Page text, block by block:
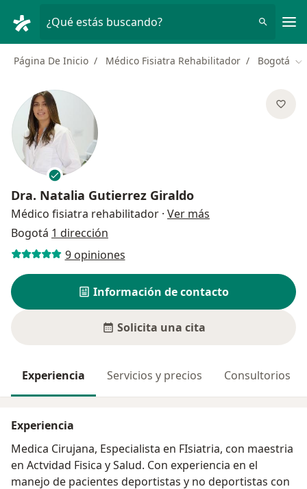
¿Qué estás buscando?
Página De Inicio Médico Fisiatra Rehabilitador Bogotá
Dra. Natalia Gutierrez Giraldo
Médico fisiatra rehabilitador · Ver más
Bogotá 1 dirección
9 opiniones
Información de contacto
Solicita una cita
Experiencia Servicios y precios Consultorios
Experiencia
Medica Cirujana, Especialista en FIsiatria, con maestria
en Actvidad Fisica y Salud. Con experiencia en el
manejo de pacientes deportistas y no deportistas con